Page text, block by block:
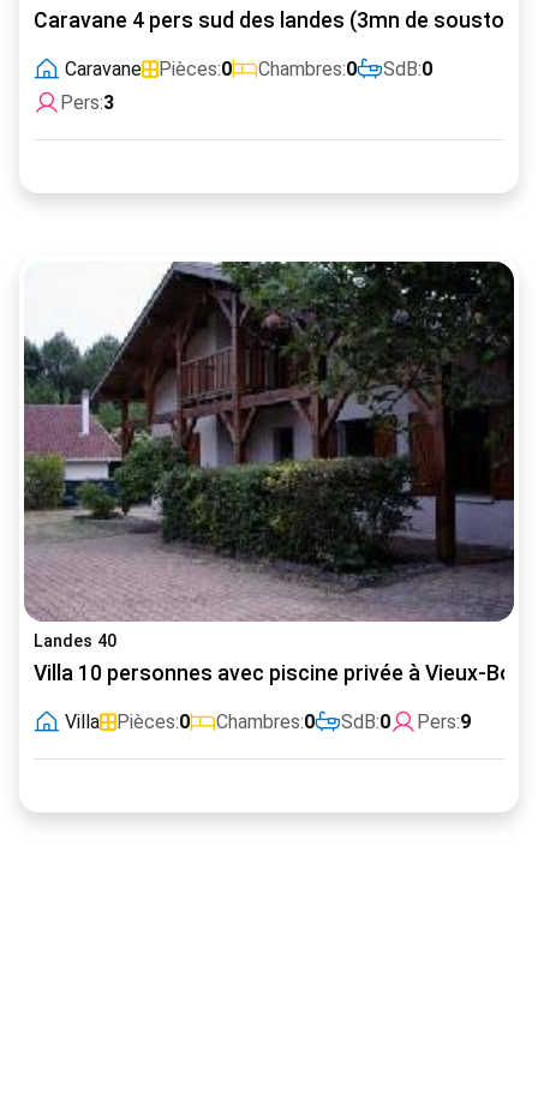
Caravane 4 pers sud des landes (3mn de soustons)
Caravane Pièces:0 Chambres:0 SdB:0
Pers:3
Landes 40
Villa 10 personnes avec piscine privée à Vieux-
Villa Pièces:0 Chambres:0 SdB:0 Pers:9